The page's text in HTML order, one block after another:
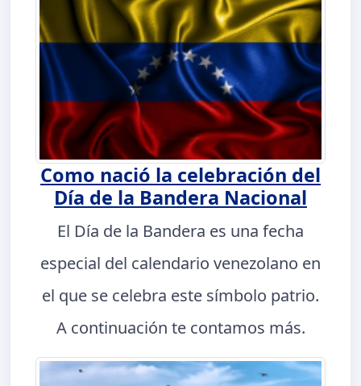
Como nació la celebración del
Día de la Bandera Nacional
El Día de la Bandera es una fecha
especial del calendario venezolano en
el que se celebra este símbolo patrio.
A continuación te contamos más.